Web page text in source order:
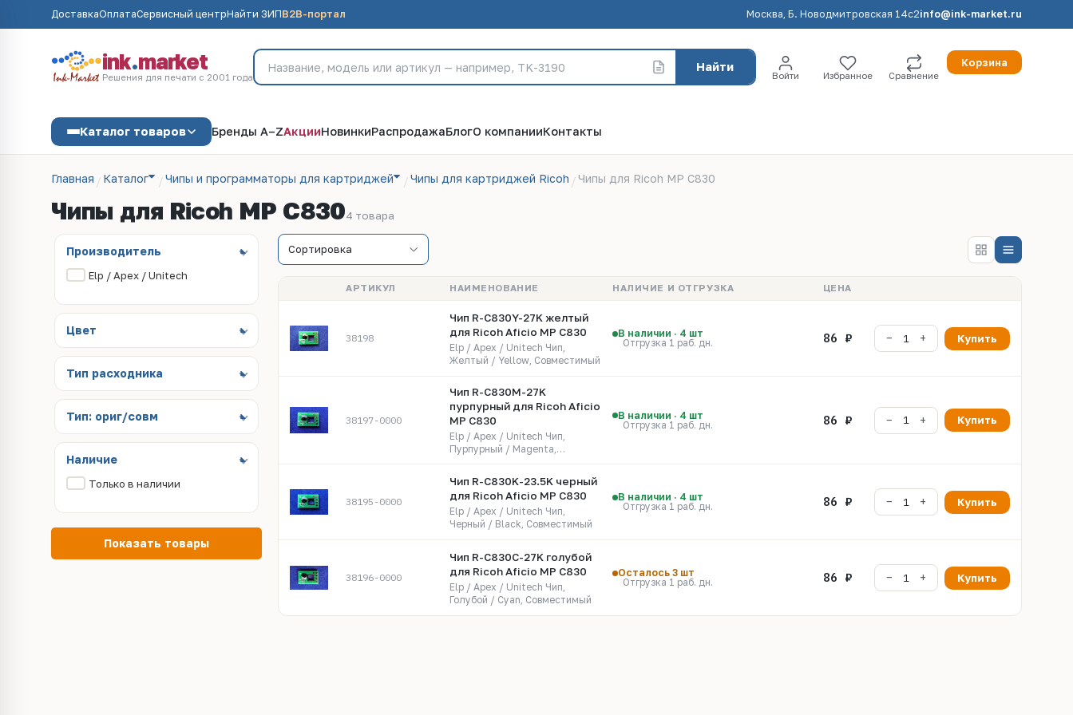
ДоставкаОплатаСервисный центрНайти ЗИПB2B-портал Москва, Б. Новодмитровская 14с2info@ink-market.ru
ink.market
Решения для печати с 2001 года
Найти
Войти Избранное Сравнение
Корзина
Каталог товаров Бренды A–ZАкцииНовинкиРаспродажаБлогО компанииКонтакты
Главная Каталог Чипы и программаторы для картриджей Чипы для картриджей Ricoh Чипы для Ricoh MP C830
Чипы для Ricoh MP C8304 товара
Производитель
Elp / Apex / Unitech
Цвет
Тип расходника
Тип: ориг/совм
Наличие
Только в наличии
Показать товары
АРТИКУЛ НАИМЕНОВАНИЕ НАЛИЧИЕ И ОТГРУЗКА ЦЕНА
38198
Чип R-C830Y-27K желтый
для Ricoh Aficio MP C830
Elp / Apex / Unitech Чип,
Желтый / Yellow, Совместимый
В наличии · 4 шт
Отгрузка 1 раб. дн.
86 ₽ Купить
38197-0000
Чип R-C830M-27K
пурпурный для Ricoh Aficio
MP C830
Elp / Apex / Unitech Чип,
Пурпурный / Magenta,
В наличии · 4 шт
Отгрузка 1 раб. дн.
86 ₽ Купить
38195-0000
Чип R-C830K-23.5K черный
для Ricoh Aficio MP C830
Elp / Apex / Unitech Чип,
Черный / Black, Совместимый
В наличии · 4 шт
Отгрузка 1 раб. дн.
86 ₽ Купить
38196-0000
Чип R-C830C-27K голубой
для Ricoh Aficio MP C830
Elp / Apex / Unitech Чип,
Голубой / Cyan, Совместимый
Осталось 3 шт
Отгрузка 1 раб. дн.
86 ₽ Купить